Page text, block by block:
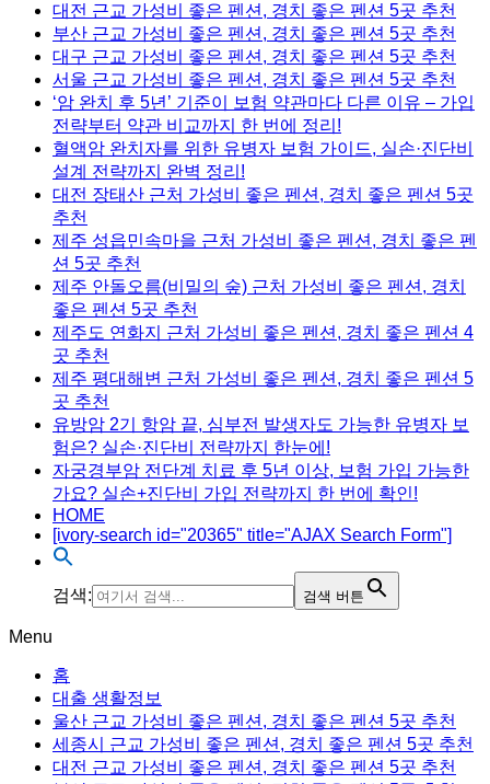
대전 근교 가성비 좋은 펜션, 경치 좋은 펜션 5곳 추천
부산 근교 가성비 좋은 펜션, 경치 좋은 펜션 5곳 추천
대구 근교 가성비 좋은 펜션, 경치 좋은 펜션 5곳 추천
서울 근교 가성비 좋은 펜션, 경치 좋은 펜션 5곳 추천
‘암 완치 후 5년’ 기준이 보험 약관마다 다른 이유 – 가입
전략부터 약관 비교까지 한 번에 정리!
혈액암 완치자를 위한 유병자 보험 가이드, 실손·진단비
설계 전략까지 완벽 정리!
대전 장태산 근처 가성비 좋은 펜션, 경치 좋은 펜션 5곳
추천
제주 성읍민속마을 근처 가성비 좋은 펜션, 경치 좋은 펜
션 5곳 추천
제주 안돌오름(비밀의 숲) 근처 가성비 좋은 펜션, 경치
좋은 펜션 5곳 추천
제주도 연화지 근처 가성비 좋은 펜션, 경치 좋은 펜션 4
곳 추천
제주 평대해변 근처 가성비 좋은 펜션, 경치 좋은 펜션 5
곳 추천
유방암 2기 항암 끝, 심부전 발생자도 가능한 유병자 보
험은? 실손·진단비 전략까지 한눈에!
자궁경부암 전단계 치료 후 5년 이상, 보험 가입 가능한
가요? 실손+진단비 가입 전략까지 한 번에 확인!
HOME
[ivory-search id="20365" title="AJAX Search Form"]
검색: 검색 버튼
Menu
홈
대출 생활정보
울산 근교 가성비 좋은 펜션, 경치 좋은 펜션 5곳 추천
세종시 근교 가성비 좋은 펜션, 경치 좋은 펜션 5곳 추천
대전 근교 가성비 좋은 펜션, 경치 좋은 펜션 5곳 추천